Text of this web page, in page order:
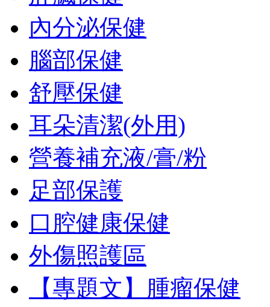
內分泌保健
腦部保健
舒壓保健
耳朵清潔(外用)
營養補充液/膏/粉
足部保護
口腔健康保健
外傷照護區
【專題文】腫瘤保健